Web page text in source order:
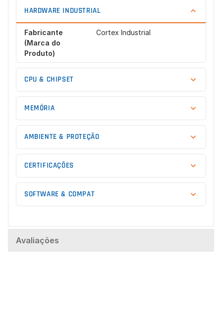
HARDWARE INDUSTRIAL
Fabricante
(Marca do
Produto)
Cortex Industrial
CPU & CHIPSET
MEMÓRIA
AMBIENTE & PROTEÇÃO
CERTIFICAÇÕES
SOFTWARE & COMPAT
Avaliações